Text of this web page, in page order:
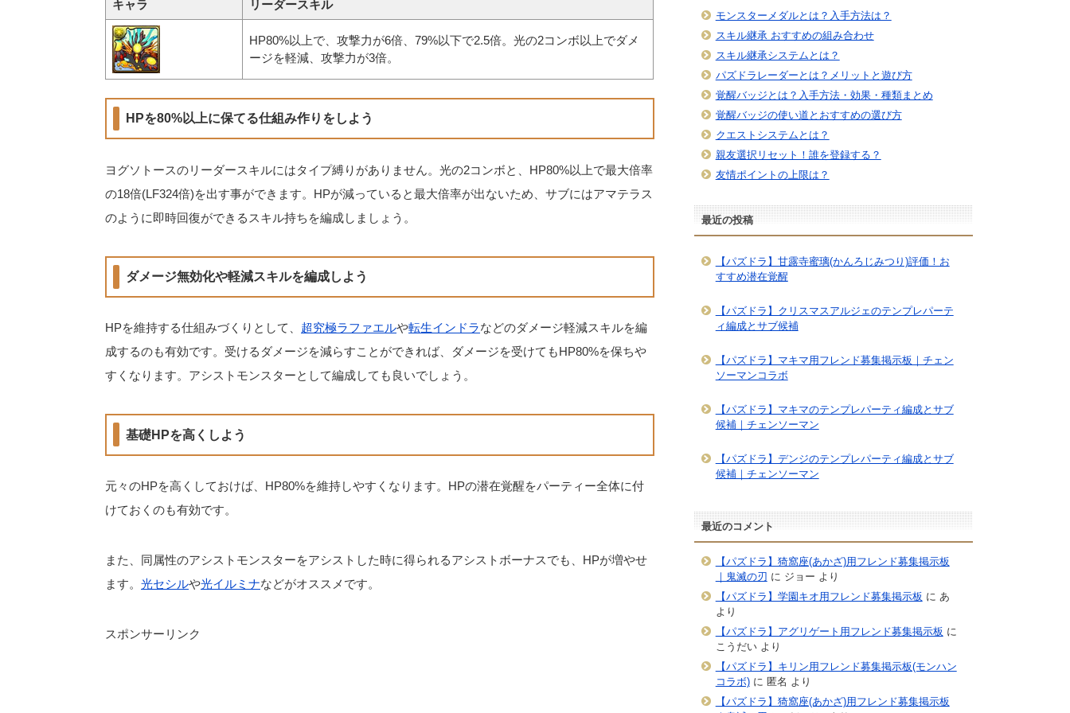
キャラ リーダースキル
HP80%以上で、攻撃力が6倍、79%以下で2.5倍。光の2コンボ以上でダメ
ージを軽減、攻撃力が3倍。
HPを80%以上に保てる仕組み作りをしよう
ヨグソトースのリーダースキルにはタイプ縛りがありません。光の2コンボと、HP80%以上で最大倍率
の18倍(LF324倍)を出す事ができます。HPが減っていると最大倍率が出ないため、サブにはアマテラス
のように即時回復ができるスキル持ちを編成しましょう。
ダメージ無効化や軽減スキルを編成しよう
HPを維持する仕組みづくりとして、 超究極ラファエルや転生インドラなどのダメージ軽減スキルを編
成するのも有効です。受けるダメージを減らすことができれば、ダメージを受けてもHP80%を保ちや
すくなります。アシストモンスターとして編成しても良いでしょう。
基礎HPを高くしよう
元々のHPを高くしておけば、HP80%を維持しやすくなります。HPの潜在覚醒をパーティー全体に付
けておくのも有効です。
また、同属性のアシストモンスターをアシストした時に得られるアシストボーナスでも、HPが増やせ
ます。 光セシルや光イルミナなどがオススメです。
スポンサーリンク
モンスターメダルとは？入手方法は？
スキル継承 おすすめの組み合わせ
スキル継承システムとは？
パズドラレーダーとは？メリットと遊び方
覚醒バッジとは？入手方法・効果・種類まとめ
覚醒バッジの使い道とおすすめの選び方
クエストシステムとは？
親友選択リセット！誰を登録する？
友情ポイントの上限は？
最近の投稿
【パズドラ】甘露寺蜜璃(かんろじみつり)評価！お
すすめ潜在覚醒
【パズドラ】クリスマスアルジェのテンプレパーテ
ィ編成とサブ候補
【パズドラ】マキマ用フレンド募集掲示板｜チェン
ソーマンコラボ
【パズドラ】マキマのテンプレパーティ編成とサブ
候補｜チェンソーマン
【パズドラ】デンジのテンプレパーティ編成とサブ
候補｜チェンソーマン
最近のコメント
【パズドラ】猗窩座(あかざ)用フレンド募集掲示板
｜鬼滅の刃 に ジョー より
【パズドラ】学園キオ用フレンド募集掲示板 に あ
より
【パズドラ】アグリゲート用フレンド募集掲示板 に
こうだいより
【パズドラ】キリン用フレンド募集掲示板(モンハン
コラボ)に 匿名 より
【パズドラ】猗窩座(あかざ)用フレンド募集掲示板